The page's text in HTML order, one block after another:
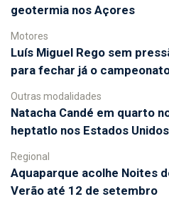
geotermia nos Açores
Motores
Luís Miguel Rego sem
para fechar já o
Outras modalidades
Natacha Candé em quarto
heptatlo nos Estados Unidos
Regional
Aquaparque acolhe Noites
Verão até 12 de setembro